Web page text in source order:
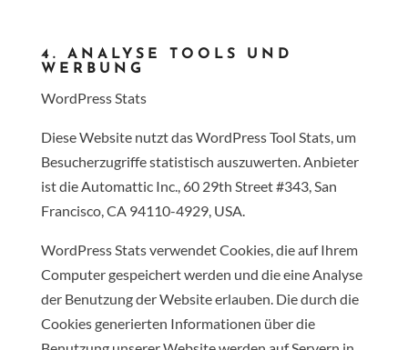
4. ANALYSE TOOLS UND
WERBUNG
WordPress Stats
Diese Website nutzt das WordPress Tool Stats, um
Besucherzugriffe statistisch auszuwerten. Anbieter
ist die Automattic Inc., 60 29th Street #343, San
Francisco, CA 94110-4929, USA.
WordPress Stats verwendet Cookies, die auf Ihrem
Computer gespeichert werden und die eine Analyse
der Benutzung der Website erlauben. Die durch die
Cookies generierten Informationen über die